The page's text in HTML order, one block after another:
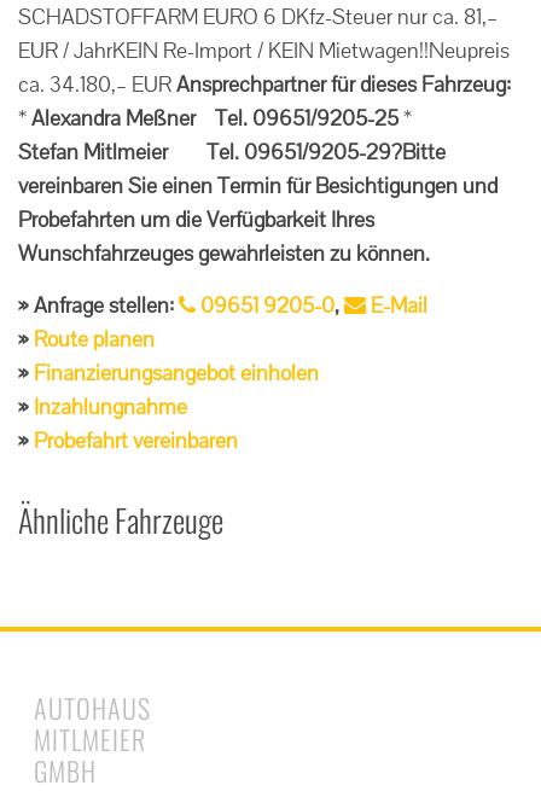
SCHADSTOFFARM EURO 6 DKfz-Steuer nur ca. 81,–
EUR / JahrKEIN Re-Import / KEIN Mietwagen!!Neupreis
ca. 34.180,– EURAnsprechpartner für dieses Fahrzeug:
*Alexandra Meßner Tel. 09651/9205-25*
Stefan Mitlmeier Tel. 09651/9205-29?Bitte
vereinbaren Sie einen Termin für Besichtigungen und
Probefahrten um die Verfügbarkeit Ihres
Wunschfahrzeuges gewährleisten zu können.
Anfrage stellen:
09651 9205-0,
E-Mail
Route planen
Finanzierungsangebot einholen
Inzahlungnahme
Probefahrt vereinbaren
Ähnliche Fahrzeuge
AUTOHAUS
MITLMEIER
GMBH